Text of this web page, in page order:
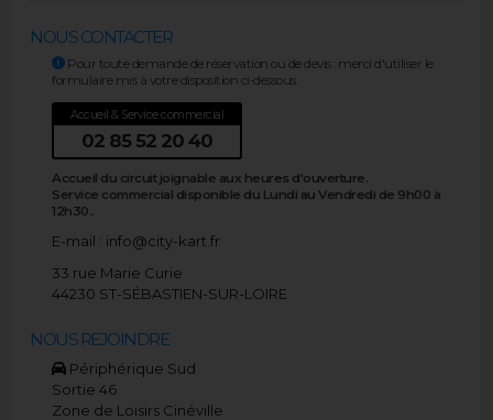
NOUS CONTACTER
Pour toute demande de réservation ou de devis : merci d'utiliser le
formulaire mis à votre disposition ci-dessous.
Accueil & Service commercial
02 85 52 20 40
Accueil du circuit joignable aux heures d'ouverture.
Service commercial disponible du Lundi au Vendredi de 9h00 à
12h30..
E-mail : info@city-kart.fr
33 rue Marie Curie
44230 ST-SÉBASTIEN-SUR-LOIRE
NOUS REJOINDRE
Périphérique Sud
Sortie 46
Zone de Loisirs Cinéville